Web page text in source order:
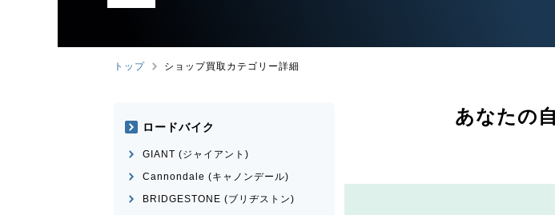
トップ ショップ買取カテゴリー詳細
あなたの
ロードバイク
GIANT (ジャイアント)
Cannondale (キャノンデール)
BRIDGESTONE (ブリヂストン)